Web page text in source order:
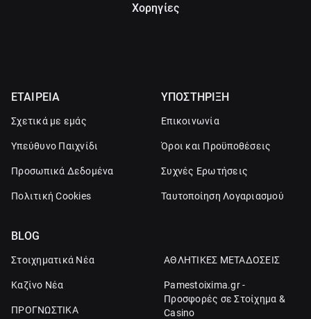
Χορηγίες
ΕΤΑΙΡΕΙΑ
Σχετικά με εμάς
Υπεύθυνο Παιχνίδι
Προσωπικά Δεδομένα
Πολιτική Cookies
ΥΠΟΣΤΗΡΙΞΗ
Επικοινωνία
Όροι και Προϋποθέσεις
Συχνές Ερωτήσεις
Ταυτοποίηση Λογαριασμού
BLOG
Στοιχηματικά Νέα
Καζίνο Νέα
ΠΡΟΓΝΩΣΤΙΚΑ
ΑΘΛΗΤΙΚΕΣ ΜΕΤΑΔΟΣΕΙΣ
Pamestoixima.gr -
Προσφορές σε Στοίχημα &
Casino